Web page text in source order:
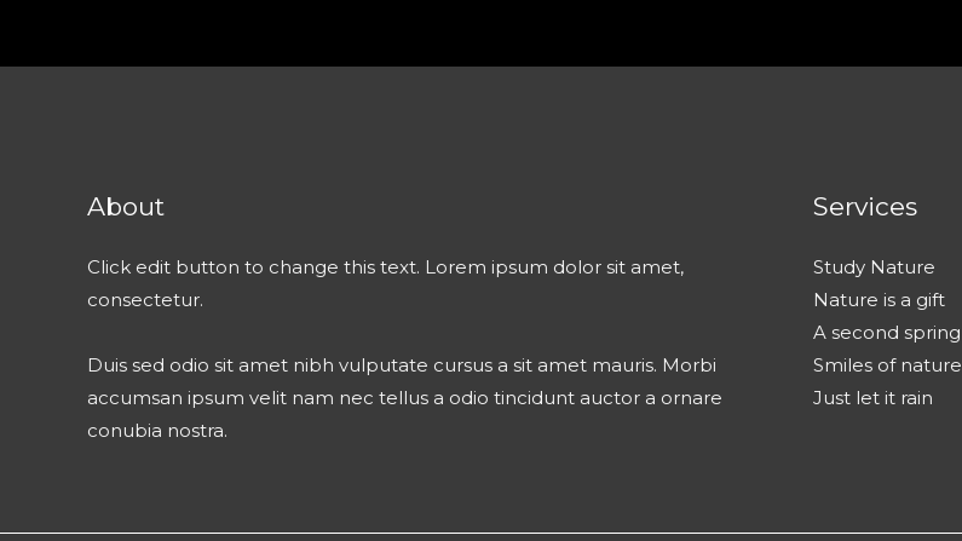
About
Click edit button to change this text. Lorem ipsum dolor sit amet,
consectetur.
Duis sed odio sit amet nibh vulputate cursus a sit amet mauris. Morbi
accumsan ipsum velit nam nec tellus a odio tincidunt auctor a ornare
conubia nostra.
Services
Study Nature
Nature is a gift
A second spring
Smiles of nature
Just let it rain